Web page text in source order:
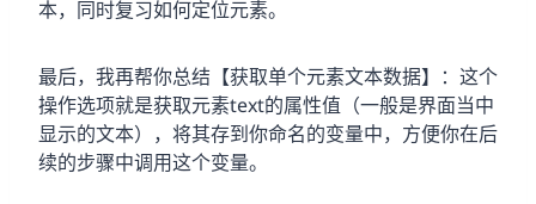
本，同时复习如何定位元素。
最后，我再帮你总结【获取单个元素文本数据】：这个
操作选项就是获取元素text的属性值（一般是界面当中
显示的文本），将其存到你命名的变量中，方便你在后
续的步骤中调用这个变量。